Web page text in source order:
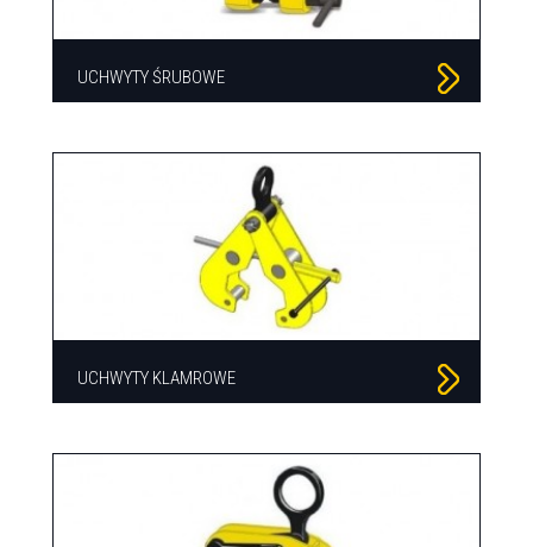
UCHWYTY ŚRUBOWE
UCHWYTY KLAMROWE